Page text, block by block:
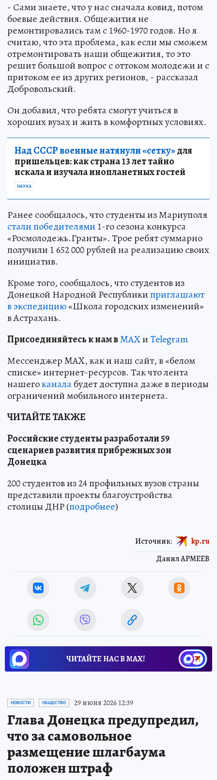
- Сами знаете, что у нас сначала ковид, потом
боевые действия. Общежития не
ремонтировались там с 1960-1970 годов. Но я
считаю, что эта проблема, как если мы сможем
отремонтировать наши общежития, то это
решит большой вопрос с оттоком молодежи и с
притоком ее из других регионов, - рассказал
Добровольский.
Он добавил, что ребята смогут учиться в
хороших вузах и жить в комфортных условиях.
Над СССР военные натянули «сетку»для
пришельцев: как страна 13 лет тайно
искала и изучала инопланетных гостей
НАУКА
Ранее сообщалось, что студенты из Мариуполя
стали победителями 1-го сезона конкурса
«Росмолодежь.Гранты». Трое ребят суммарно
получили 1 652 000 рублей на реализацию своих
инициатив.
Кроме того, сообщалось, что студентов из
Донецкой Народной Республикиприглашают
в экспедицию«Школа городских изменений»
в Астрахань.
Присоединяйтесь к нам вMAXиTelegram
Мессенджер MAX, как и наш сайт, в «белом
списке» интернет-ресурсов. Так что лента
нашегоканалабудет доступна даже в периоды
ограничений мобильного интернета.
ЧИТАЙТЕ ТАКЖЕ
Российские студенты разработали 59
сценариев развития прибрежных зон
Донецка
200 студентов из 24 профильных вузов страны
представили проекты благоустройства
столицы ДНР (подробнее)
Данил АРМЕЕВ
Источник: kp.ru
ЧИТАЙТЕ НАС В МАХ!
НОВОСТИ ОБЩЕСТВО 29 июня 2026 12:39
Глава Донецка предупредил,
что за самовольное
размещение шлагбаума
положен штраф